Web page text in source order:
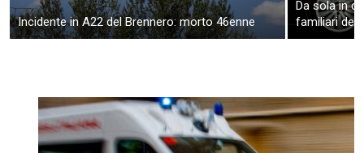
Incidente in A22 del Brennero: morto 46enne
Da sola in
familiari